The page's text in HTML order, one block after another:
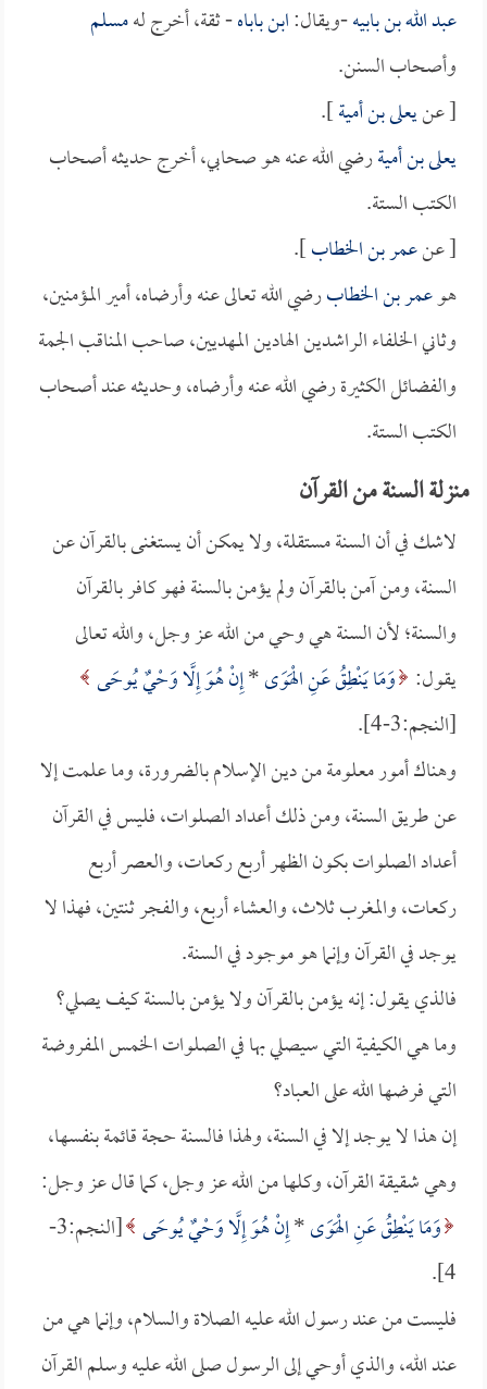
عبد الله بن بابيه-ويقال:ابن باباه- ثقة، أخرج لهمسلم
وأصحاب السنن.
[ عنيعلى بن أمية].
يعلى بن أميةرضي الله عنه هو صحابي، أخرج حديثه أصحاب
الكتب الستة.
[ عنعمر بن الخطاب].
هوعمر بن الخطابرضي الله تعالى عنه وأرضاه، أمير المؤمنين،
وثاني الخلفاء الراشدين الهادين المهديين، صاحب المناقب الجمة
والفضائل الكثيرة رضي الله عنه وأرضاه، وحديثه عند أصحاب
الكتب الستة.
منزلة السنة من القرآن
لاشك في أن السنة مستقلة، ولا يمكن أن يستغنى بالقرآن عن
السنة، ومن آمن بالقرآن ولم يؤمن بالسنة فهو كافر بالقرآن
والسنة؛ لأن السنة هي وحي من الله عز وجل، والله تعالى
يقول: وَمَا يَنْطِقُ عَنِ الْهَوَى*إِنْ هُوَ إِلَّا وَحْيٌ يُوحَى
[النجم:3-4].
وهناك أمور معلومة من دين الإسلام بالضرورة، وما علمت إلا
عن طريق السنة، ومن ذلك أعداد الصلوات، فليس في القرآن
أعداد الصلوات بكون الظهر أربع ركعات، والعصر أربع
ركعات، والمغرب ثلاث، والعشاء أربع، والفجر ثنتين، فهذا لا
يوجد في القرآن وإنما هو موجود في السنة.
فالذي يقول: إنه يؤمن بالقرآن ولا يؤمن بالسنة كيف يصلي؟
وما هي الكيفية التي سيصلي بها في الصلوات الخمس المفروضة
التي فرضها الله على العباد؟
إن هذا لا يوجد إلا في السنة، ولهذا فالسنة حجة قائمة بنفسها،
وهي شقيقة القرآن، وكلها من الله عز وجل، كما قال عز وجل:
وَمَا يَنْطِقُ عَنِ الْهَوَى*إِنْ هُوَ إِلَّا وَحْيٌ يُوحَى
[النجم:3-
4].
فليست من عند رسول الله عليه الصلاة والسلام، وإنما هي من
عند الله، والذي أوحي إلى الرسول صلى الله عليه وسلم القرآن